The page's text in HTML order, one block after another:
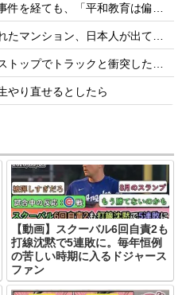
ても、「平和教育は偏っていない!」
、日本人が出ていきネパール人で埋まる
ラックと衝突したドラレコが（ノ∇`）
やり直せるとしたら
【動画】スクーバル6回自責2も
打線沈黙で5連敗に。毎年恒例
の苦しい時期に入るドジャース
ファン